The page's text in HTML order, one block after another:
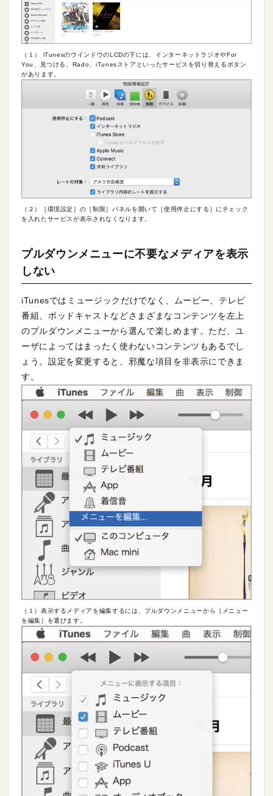
（１） iTunesのウインドウのLCDの下には、インターネットラジオやFor
You、見つける、Rado、iTunesストアといったサービスを切り替えるボタン
があります。
（２）［環境設定］の［制限］パネルを開いて［使用停止にする］にチェック
を入れたサービスが表示されなくなります。
プルダウンメニューに不要なメディアを表示
しない
iTunesではミュージックだけでなく、ムービー、テレビ
番組、ポッドキャストなどさまざまなコンテンツを左上
のプルダウンメニューから選んで楽しめます。ただ、ユ
ーザによってはまったく使わないコンテンツもあるでし
ょう。設定を変更すると、邪魔な項目を非表示にできま
す。
（１）表示するメディアを編集するには、プルダウンメニューから［メニュー
を編集］を選びます。